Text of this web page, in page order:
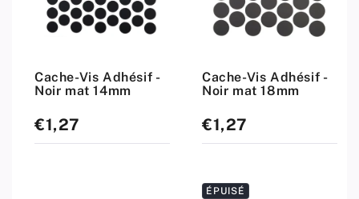
Cache-Vis Adhésif -
Noir mat 14mm
Prix
standard
€1,27
Cache-Vis Adhésif -
Noir mat 18mm
Prix
standard
€1,27
ÉPUISÉ